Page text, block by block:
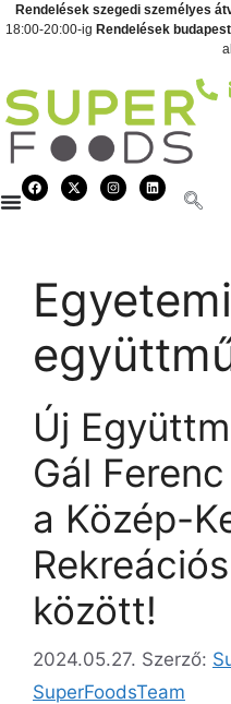
Rendelések szegedi személyes
18:00-20:00-ig Rendelések
Egyetemi
Új
Gál
a Közép-
között!
2024.05.27. Szerző:
SuperFoodsTeam